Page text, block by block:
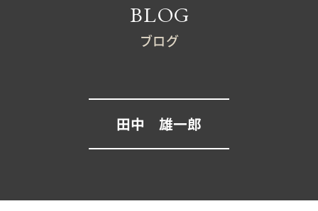
BLOG
ブログ
田中 雄一郎